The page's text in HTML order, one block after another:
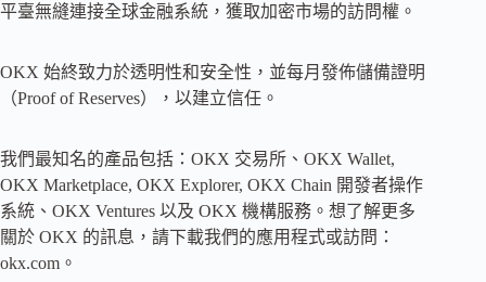
平臺無縫連接全球金融系統，獲取加密市場的訪問權。
OKX 始終致力於透明性和安全性，並每月發佈儲備證明
（Proof of Reserves），以建立信任。
我們最知名的產品包括：OKX 交易所、OKX Wallet,
OKX Marketplace, OKX Explorer, OKX Chain 開發者操作
系統、OKX Ventures 以及 OKX 機構服務。想了解更多
關於 OKX 的訊息，請下載我們的應用程式或訪問：
okx.com。